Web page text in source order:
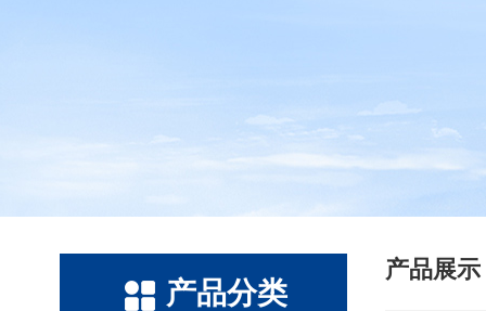
产品分类
产品展示